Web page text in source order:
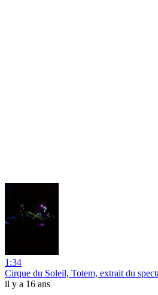
1:34
Cirque du Soleil, Totem, extrait du
il y a 16 ans